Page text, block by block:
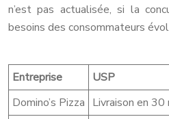
n’est pas actualisée, si la
besoins des consommateurs
Entreprise
USP
Domino’s Pizza Livraison en 30